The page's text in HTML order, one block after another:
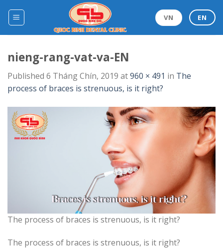
VN EN
nieng-rang-vat-va-EN
Published 6 Tháng Chín, 2019 at960 × 491 in The
process of braces is strenuous, is it right?
The process of braces is strenuous, is it right?
The process of braces is strenuous, is it right?